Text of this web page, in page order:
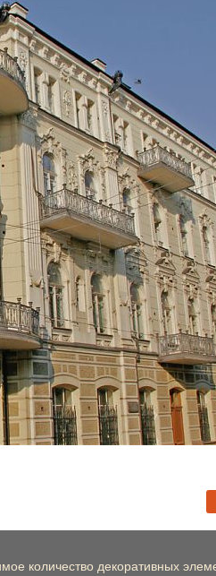
количество декоративных